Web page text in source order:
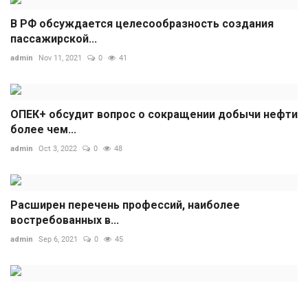
В РФ обсуждается целесообразность создания
пассажирской...
admin Nov 11, 2021 0 41
ОПЕК+ обсудит вопрос о сокращении добычи нефти
более чем...
admin Oct 3, 2022 0 48
Расширен перечень профессий, наиболее
востребованных в...
admin Sep 6, 2021 0 45